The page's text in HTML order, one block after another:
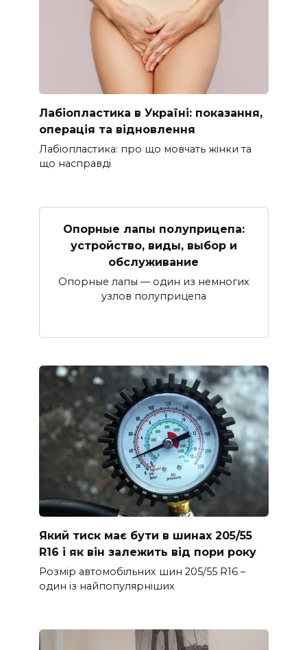
Лабіопластика в Україні: показання,
операція та відновлення
Лабіопластика: про що мовчать жінки та
що насправді
Опорные лапы полуприцепа:
устройство, виды, выбор и
обслуживание
Опорные лапы — один из немногих
узлов полуприцепа
Який тиск має бути в шинах 205/55
R16 і як він залежить від пори року
Розмір автомобільних шин 205/55 R16 –
один із найпопулярніших